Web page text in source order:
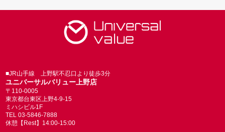
■JR山手線 上野駅不忍口より徒歩3分
ユニバーサルバリュー上野店
〒110-0005
東京都台東区上野4-9-15
ミハシビル1F
TEL 03-5846-7888
休憩【Rest】14:00-15:00